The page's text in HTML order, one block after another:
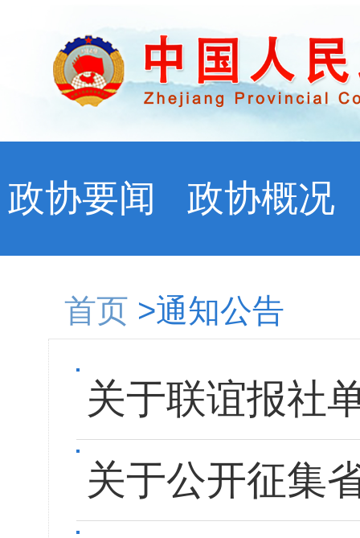
政协要闻 政协概况
首页 >通知公告
关于联谊报社
关于公开征集